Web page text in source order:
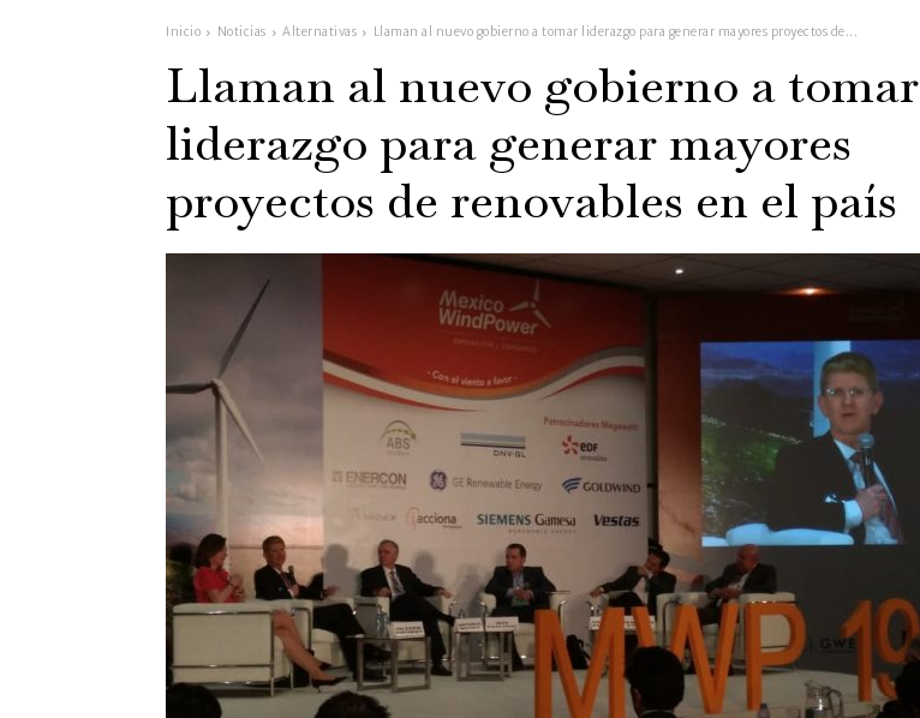
Inicio Noticias Alternativas Llaman al nuevo gobierno a tomar liderazgo para generar mayores proyectos de...
Llaman al nuevo gobierno a tomar
liderazgo para generar mayores
proyectos de renovables en el país